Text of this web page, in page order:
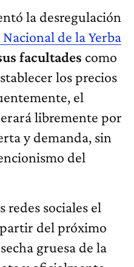
la desregulación
de la Yerba
facultades como
los precios
el
libremente por
y demanda, sin
del
redes sociales el
del próximo
gruesa de la